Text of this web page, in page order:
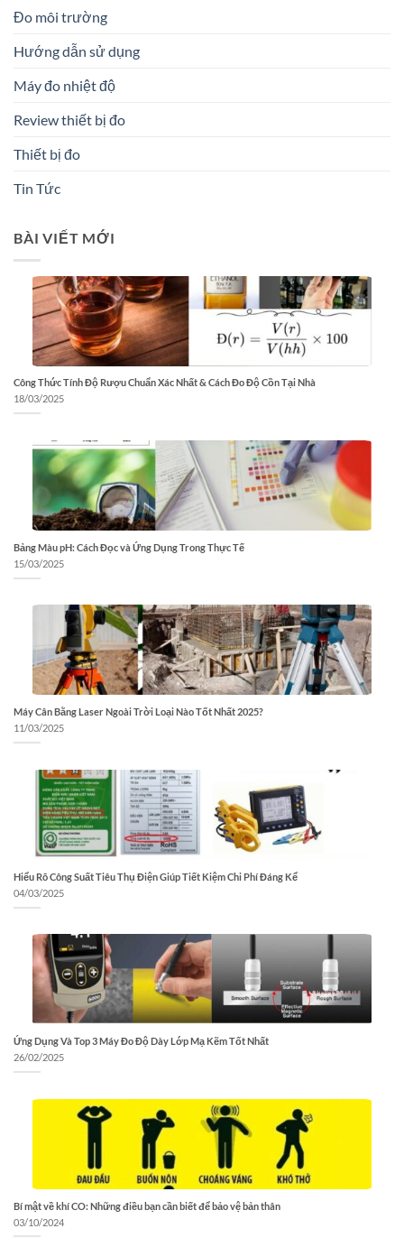
Đo môi trường
Hướng dẫn sử dụng
Máy đo nhiệt độ
Review thiết bị đo
Thiết bị đo
Tin Tức
BÀI VIẾT MỚI
Công Thức Tính Độ Rượu Chuẩn Xác Nhất & Cách Đo Độ Cồn Tại Nhà
18/03/2025
Bảng Màu pH: Cách Đọc và Ứng Dụng Trong Thực Tế
15/03/2025
Máy Cân Bằng Laser Ngoài Trời Loại Nào Tốt Nhất 2025?
11/03/2025
Hiểu Rõ Công Suất Tiêu Thụ Điện Giúp Tiết Kiệm Chi Phí Đáng Kể
04/03/2025
Ứng Dụng Và Top 3 Máy Đo Độ Dày Lớp Mạ Kẽm Tốt Nhất
26/02/2025
Bí mật về khí CO: Những điều bạn cần biết để bảo vệ bản thân
03/10/2024